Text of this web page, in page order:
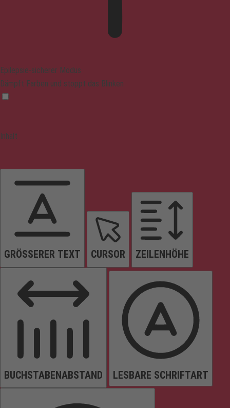
Epilepsie-sicherer Modus
Dämpft Farben und stoppt das Blinken
Inhalt
GRÖSSERER TEXT CURSOR ZEILENHÖHE
BUCHSTABENABSTAND LESBARE SCHRIFTART